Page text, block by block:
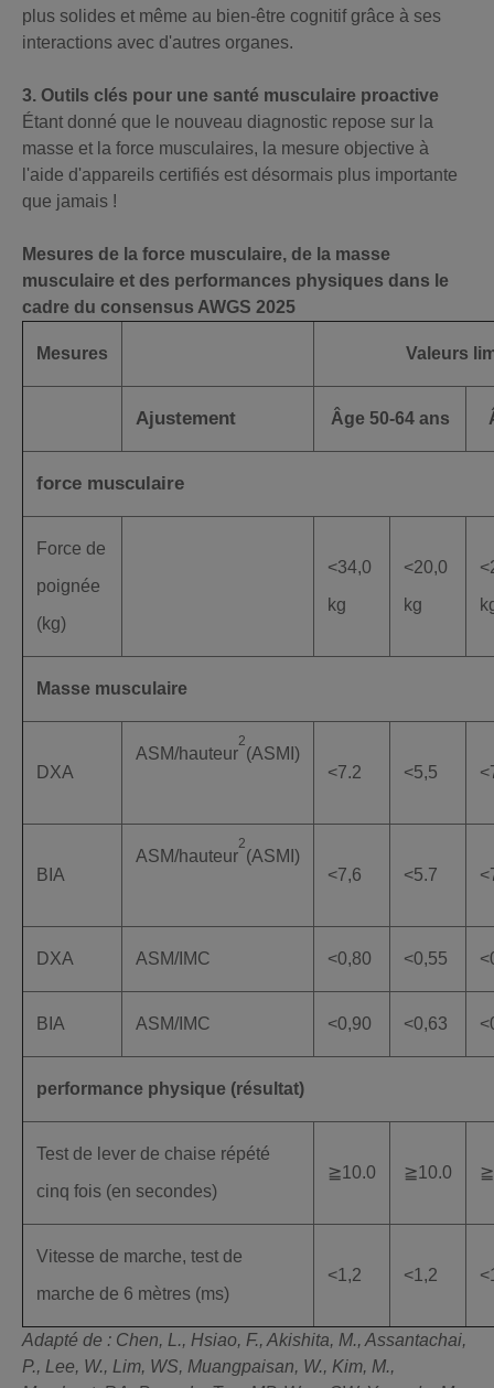
plus solides et même au bien-être cognitif grâce à ses
interactions avec d'autres organes.
3. Outils clés pour une santé musculaire proactive
Étant donné que le nouveau diagnostic repose sur la
masse et la force musculaires, la mesure objective à
l'aide d'appareils certifiés est désormais plus importante
que jamais !
Mesures de la force musculaire, de la masse
musculaire et des performances physiques dans le
cadre du consensus AWGS 2025
Mesures Valeurs
Ajustement Âge 50-64 ans
force musculaire
Force de
poignée
(kg)
<34,0
kg
<20,0
kg
Masse musculaire
DXA
ASM/hauteur
2
(ASMI)
<7.2
<5,5
BIA
ASM/hauteur
2
(ASMI)
<7,6
<5.7
DXA ASM/IMC <0,80 <0,55
BIA ASM/IMC <0,90 <0,63
performance physique (résultat)
Test de lever de chaise répété
cinq fois (en secondes)
≧10.0 ≧10.0
Vitesse de marche, test de
marche de 6 mètres (ms)
<1,2 <1,2
Adapté de : Chen, L., Hsiao, F., Akishita, M., Assantachai,
P., Lee, W., Lim, WS, Muangpaisan, W., Kim, M.,